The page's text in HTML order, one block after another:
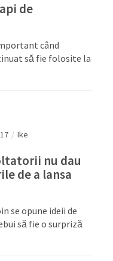
de
când
să fie folosite la
/ Ike
nu dau
de a lansa
se opune ideii de
să fie o surpriză